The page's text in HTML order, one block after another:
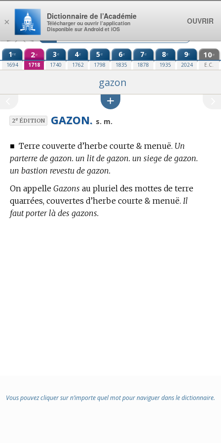
Aller au contenu
1re
1694
2e
1718
3e
1740
4e
1762
5e
1798
6e
1835
7e
1878
8e
1935
9e
2024
10e
E.C.
gazon
2eÉDITION GAZON. s. m.
■ Terre couverte d’herbe courte & menuë. Un
parterre de gazon. un lit de gazon. un siege de gazon.
un bastion revestu de gazon.
On appelle Gazons au pluriel des mottes de terre
quarrées, couvertes d’herbe courte & menuë. Il
faut porter là des gazons.
Vous pouvez cliquer sur n’importe quel mot pour naviguer dans le dictionnaire.
×
Dictionnaire de l’Académie
Télécharger ou ouvrir l’application
Disponible sur Android et iOS
OUVRIR